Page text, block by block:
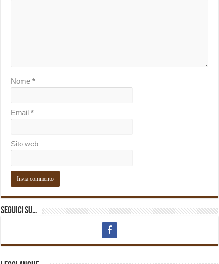
Nome*
Email*
Sito web
Seguici su…